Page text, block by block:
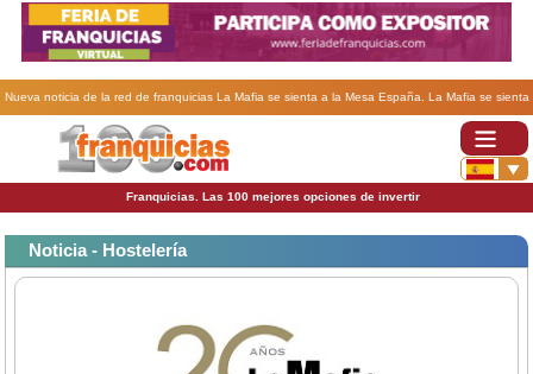
Nueva noticia de la red de franquicias La Mafia se sienta a la Mesa España. La Mafia se sienta
a la mesa inaugura su restaurante buque insignia en la Plaza Aragón de Zaragoza.
Franquicias. Las 100 mejores opciones de invertir
Noticia - Hostelería